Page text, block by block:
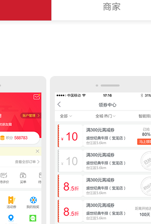
商家